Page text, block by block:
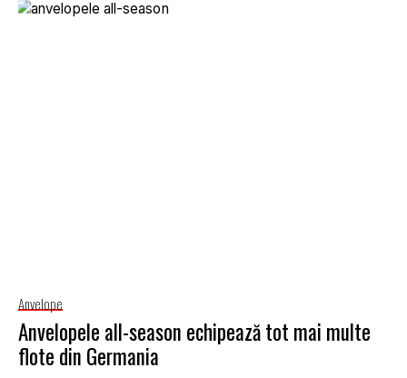
Anvelope
Anvelopele all-season echipează tot mai multe
flote din Germania